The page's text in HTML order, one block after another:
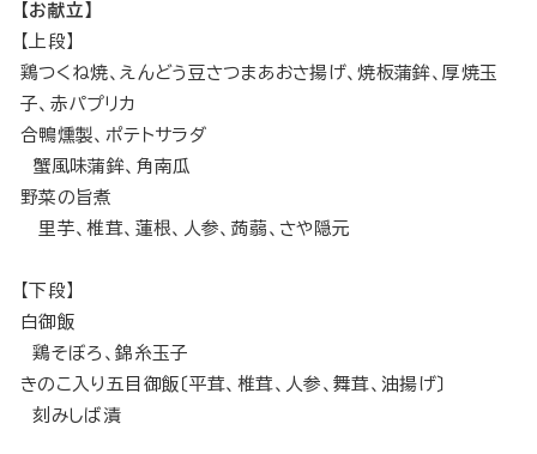
【お献立】
【上段】
鶏つくね焼、えんどう豆さつまあおさ揚げ、焼板蒲鉾、厚焼玉
子、赤パプリカ
合鴨燻製、ポテトサラダ
蟹風味蒲鉾、角南瓜
野菜の旨煮
里芋、椎茸、蓮根、人参、蒟蒻、さや隠元
【下段】
白御飯
鶏そぼろ、錦糸玉子
きのこ入り五目御飯〔平茸、椎茸、人参、舞茸、油揚げ〕
刻みしば漬